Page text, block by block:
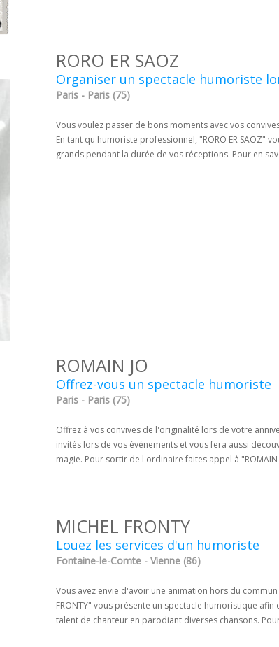
RORO ER SAOZ
Organiser un spectacle humoriste
Paris - Paris (75)
Vous voulez passer de bons moments avec vos
En tant qu'humoriste professionnel, "RORO ER SAOZ"
grands pendant la durée de vos réceptions. Pour en
ROMAIN JO
Offrez-vous un spectacle humoriste
Paris - Paris (75)
Offrez à vos convives de l'originalité lors de votre
invités lors de vos événements et vous fera aussi
magie. Pour sortir de l'ordinaire faites appel à "ROMAIN
MICHEL FRONTY
Louez les services d'un humoriste
Fontaine-le-Comte - Vienne (86)
Vous avez envie d'avoir une animation hors du
FRONTY" vous présente un spectacle humoristique
talent de chanteur en parodiant diverses chansons.